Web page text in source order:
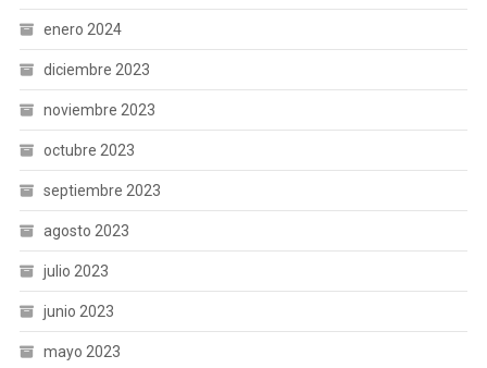
enero 2024
diciembre 2023
noviembre 2023
octubre 2023
septiembre 2023
agosto 2023
julio 2023
junio 2023
mayo 2023